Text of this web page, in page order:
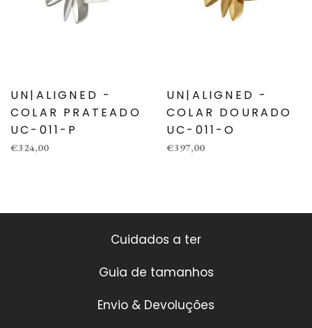
UN|ALIGNED -
COLAR PRATEADO
UC-011-P
€324,00
UN|ALIGNED -
COLAR DOURADO
UC-011-O
€397,00
Cuidados a ter
Guia de tamanhos
Envio & Devoluções